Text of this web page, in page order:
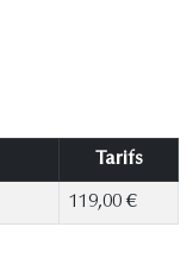
Tarifs
119,00 €